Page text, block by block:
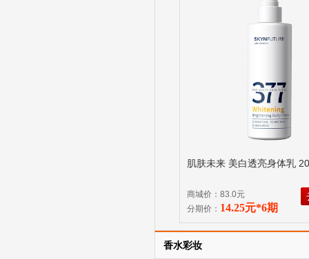
肌肤未来 美白透亮身体乳
商城价：83.0元
分期价： 14.25元*6期
香水彩妆